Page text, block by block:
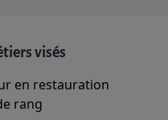
visés
en restauration
rang